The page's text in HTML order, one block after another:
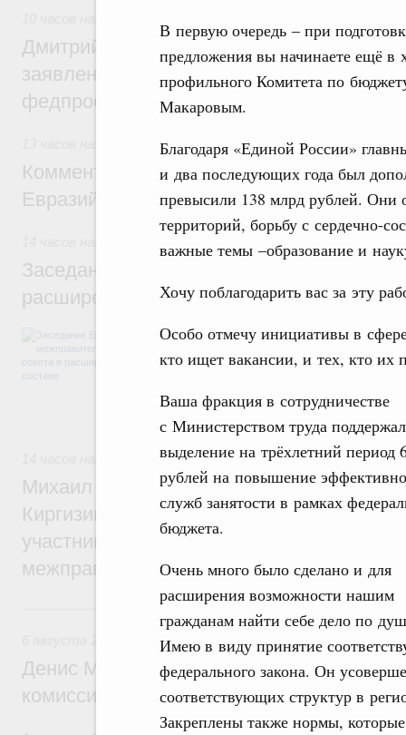
В первую очередь – при
предложения вы начинаете ещё в
профильного Комитета по
Макаровым.
Благодаря «Единой России»
и два последующих года был
превысили 138 млрд рублей. Они
территорий, борьбу с сердечно-
важные темы –образование и
Хочу поблагодарить вас за эту
Особо отмечу инициативы в
кто ищет вакансии, и тех, кто их
Ваша фракция в сотрудничестве
с Министерством труда
выделение на трёхлетний период
рублей на повышение
служб занятости в рамках
бюджета.
Очень много было сделано и для
расширения возможности нашим
гражданам найти себе дело по
Имею в виду принятие
федерального закона. Он
соответствующих структур в
Закреплены также нормы,
Дмитрий Чернышенко: Установлен
заявлений от абитуриентов колледжей и
федпроекта «Профессионалитет»
Евразийский экономический союз.
Комментарий Алексея Оверчука по
Евразийского межправительственного
Евразийский экономический союз.
Заседание Евразийского
расширенном составе
В повестке заседания актуальные задачи
регулирования и администрирования,
железнодорожных перевозок,
Евразийский экономический союз.
Михаил Мишустин принял участие во
Киргизии Садыра Жапарова с главами
участников заседания Евразийского
межправительственного совета
Общие вопросы промышленной политики
Денис Мантуров провёл заседание
комиссии по промышленности